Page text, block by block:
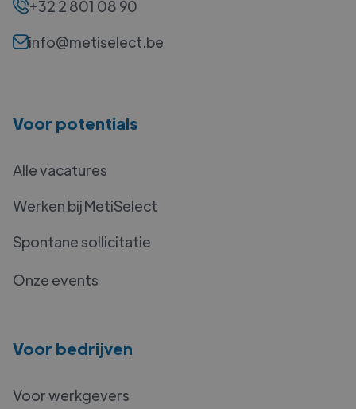
+32 2 801 08 90
info@metiselect.be
Voor potentials
Alle vacatures
Werken bij MetiSelect
Spontane sollicitatie
Onze events
Voor bedrijven
Voor werkgevers